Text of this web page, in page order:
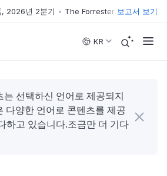
년 2분기 • The Forrester Wave™: XDR
보고서 보기
KR
는 선택하신 언어로 제공되지
다양한 언어로 콘텐츠를 제공
하고 있습니다.조금만 더 기다